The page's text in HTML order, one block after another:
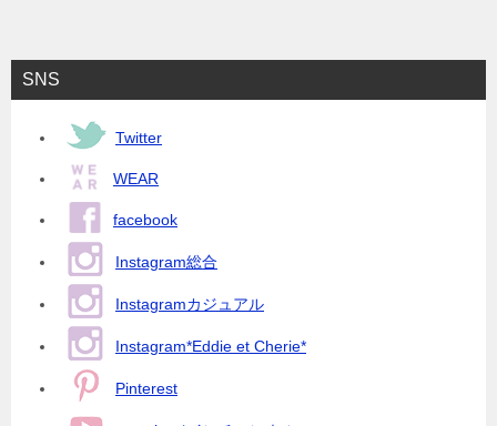
SNS
Twitter
WEAR
facebook
Instagram総合
Instagramカジュアル
Instagram*Eddie et Cherie*
Pinterest